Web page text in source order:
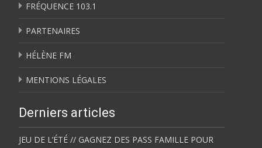
FRÉQUENCE 103.1
PARTENAIRES
HÉLÈNE FM
MENTIONS LÉGALES
Derniers articles
JEU DE L’ÉTÉ // GAGNEZ DES PASS FAMILLE POUR